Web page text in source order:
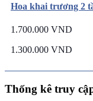
Hoa khai trương 2
1.700.000 VND
1.300.000 VND
Thống kê truy